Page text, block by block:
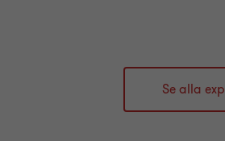
Se alla